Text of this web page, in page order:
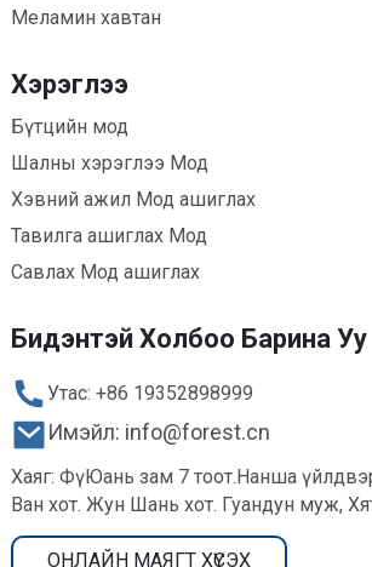
Меламин хавтан
Хэрэглээ
Бүтцийн мод
Шалны хэрэглээ Мод
Хэвний ажил Мод ашиглах
Тавилга ашиглах Мод
Савлах Мод ашиглах
Бидэнтэй Холбоо Барина Уу
Утас: +86 19352898999
Имэйл: info@forest.cn
Хаяг: ФүЮань зам 7 тоот.Нанша
Ван хот. Жун Шань хот. Гуандун муж,
ОНЛАЙН МАЯГТ ХҮСЭХ